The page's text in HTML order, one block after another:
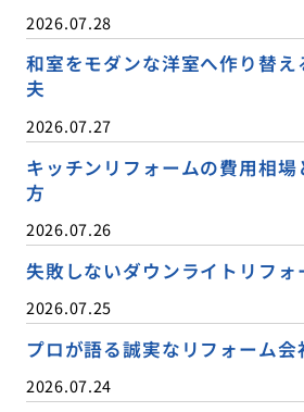
2026.07.28
和室をモダンな洋室へ作り替
夫
2026.07.27
キッチンリフォームの費用相
方
2026.07.26
失敗しないダウンライトリフォ
2026.07.25
プロが語る誠実なリフォーム会
2026.07.24